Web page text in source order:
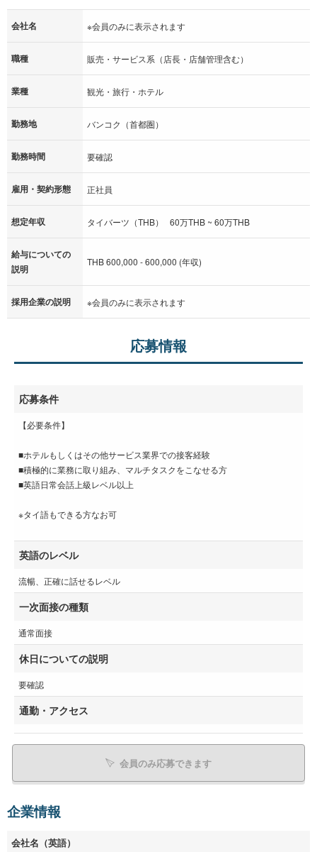
会社名 ※会員のみに表示されます
職種 販売・サービス系（店長・店舗管理含む）
業種 観光・旅行・ホテル
勤務地 バンコク（首都圏）
勤務時間 要確認
雇用・契約形態 正社員
想定年収 タイバーツ（THB） 60万THB ~ 60万THB
給与についての
説明
THB 600,000 - 600,000 (年収)
採用企業の説明 ※会員のみに表示されます
応募情報
応募条件
【必要条件】
■ホテルもしくはその他サービス業界での接客経験
■積極的に業務に取り組み、マルチタスクをこなせる方
■英語日常会話上級レベル以上
※タイ語もできる方なお可
英語のレベル
流暢、正確に話せるレベル
一次面接の種類
通常面接
休日についての説明
要確認
通勤・アクセス
会員のみ応募できます
企業情報
会社名（英語）